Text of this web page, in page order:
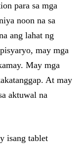
para sa mga
noon na sa
ang lahat ng
may mga
May mga
At may
aktuwal na
isang tablet